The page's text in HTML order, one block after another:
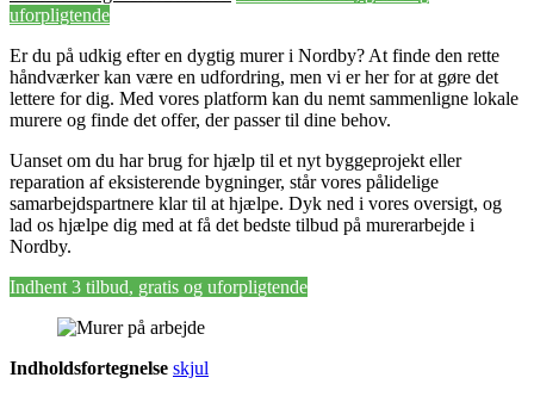
uforpligtende
Er du på udkig efter en dygtig murer i Nordby? At finde den rette
håndværker kan være en udfordring, men vi er her for at gøre det
lettere for dig. Med vores platform kan du nemt sammenligne lokale
murere og finde det offer, der passer til dine behov.
Uanset om du har brug for hjælp til et nyt byggeprojekt eller
reparation af eksisterende bygninger, står vores pålidelige
samarbejdspartnere klar til at hjælpe. Dyk ned i vores oversigt, og
lad os hjælpe dig med at få det bedste tilbud på murerarbejde i
Nordby.
Indhent 3 tilbud, gratis og uforpligtende
Indholdsfortegnelse skjul